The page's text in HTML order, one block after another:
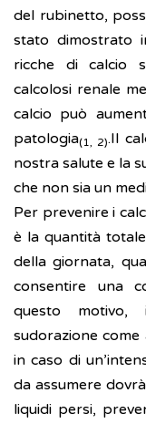
del rubinetto,
stato dimostrato
ricche di calcio
calcolosi renale
calcio può
patologia(1, 2).Il
nostra salute e la
che non sia un
Per prevenire i
è la quantità
della giornata,
consentire una
questo motivo,
sudorazione come
in caso di
da assumere
liquidi persi,